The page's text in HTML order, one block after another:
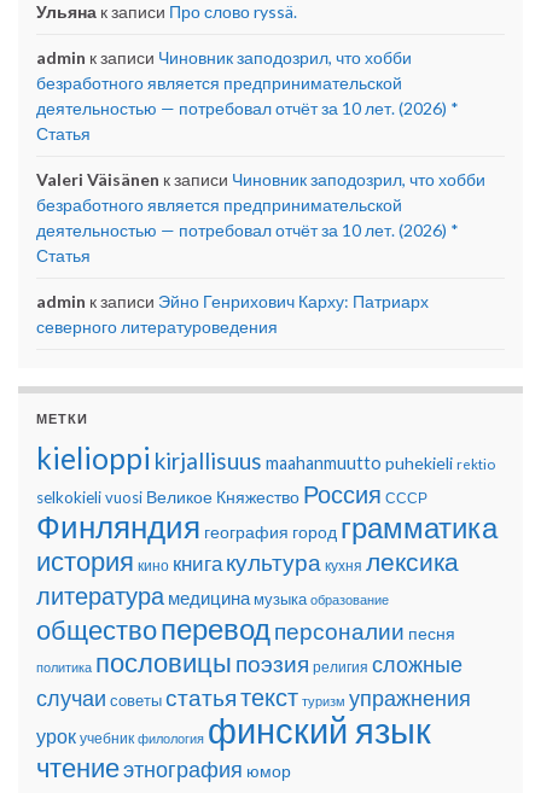
Ульяна к записи Про слово ryssä.
admin к записи Чиновник заподозрил, что хобби
безработного является предпринимательской
деятельностью — потребовал отчёт за 10 лет. (2026) *
Статья
Valeri Väisänen к записи Чиновник заподозрил, что хобби
безработного является предпринимательской
деятельностью — потребовал отчёт за 10 лет. (2026) *
Статья
admin к записи Эйно Генрихович Карху: Патриарх
северного литературоведения
МЕТКИ
kielioppi kirjallisuus maahanmuutto puhekieli rektio
selkokielivuosi Великое Княжество Россия СССР
Финляндия география город грамматика
история кино книгакультура кухня лексика
литература медицина музыка образование
обществопереводперсоналии песня
политика пословицы поэзия религия сложные
случаи советыстатьятекст туризм упражнения
урок учебник филология финский язык
чтениеэтнография юмор